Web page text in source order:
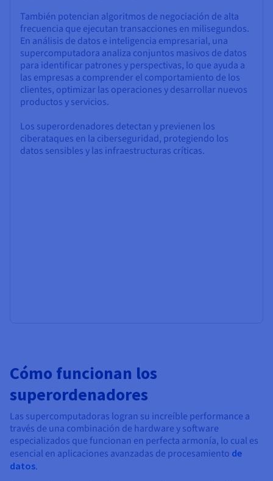
También potencian algoritmos de negociación de alta
frecuencia que ejecutan transacciones en milisegundos.
En análisis de datos e inteligencia empresarial, una
supercomputadora analiza conjuntos masivos de datos
para identificar patrones y perspectivas, lo que ayuda a
las empresas a comprender el comportamiento de los
clientes, optimizar las operaciones y desarrollar nuevos
productos y servicios.
Los superordenadores detectan y previenen los
ciberataques en la ciberseguridad, protegiendo los
datos sensibles y las infraestructuras críticas.
Cómo funcionan los
superordenadores
Las supercomputadoras logran su increíble performance a
través de una combinación de hardware y software
especializados que funcionan en perfecta armonía, lo cual es
esencial en aplicaciones avanzadas de procesamiento de
datos.